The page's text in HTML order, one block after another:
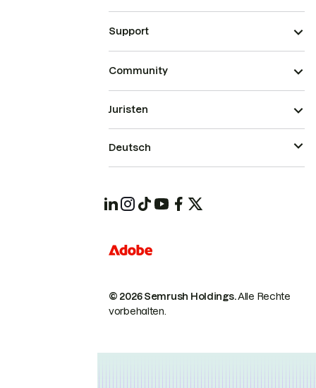
Support
Community
© 2026 Semrush Holdings.Alle Rechte
vorbehalten.
Juristen
Deutsch